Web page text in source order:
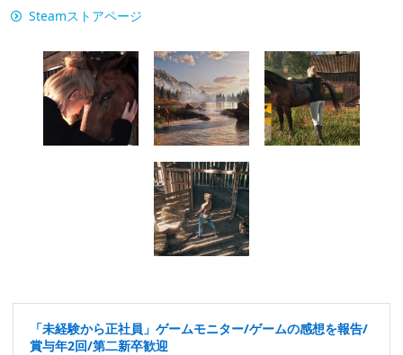
Steamストアページ
「未経験から正社員」ゲームモニター/ゲームの感想を報告/
賞与年2回/第二新卒歓迎